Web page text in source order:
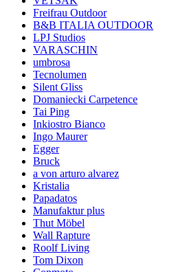
Freifrau Outdoor
B&B ITALIA OUTDOOR
LPJ Studios
VARASCHIN
umbrosa
Tecnolumen
Silent Gliss
Domaniecki Carpetence
Tai Ping
Inkiostro Bianco
Ingo Maurer
Egger
Bruck
a von arturo alvarez
Kristalia
Papadatos
Manufaktur plus
Thut Möbel
Wall Rapture
Roolf Living
Tom Dixon